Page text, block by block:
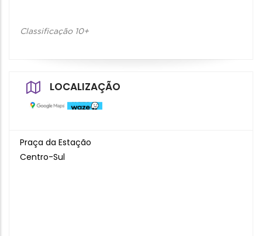
Classificação 10+
LOCALIZAÇÃO
Praça da Estação
Centro-Sul